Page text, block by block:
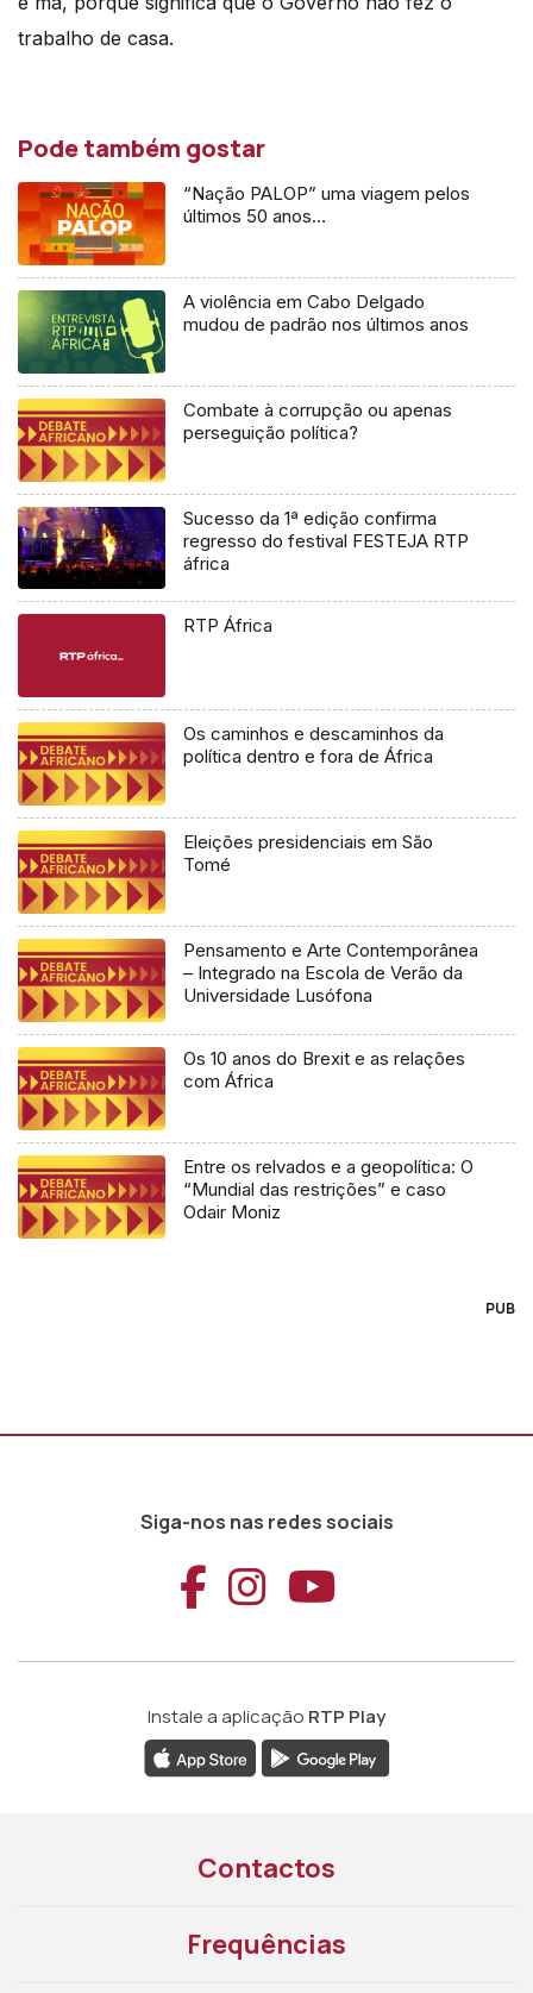
trabalho de casa.
Pode também gostar
“Nação PALOP” uma viagem pelos
últimos 50 anos…
A violência em Cabo Delgado
mudou de padrão nos últimos anos
Combate à corrupção ou apenas
perseguição política?
Sucesso da 1ª edição confirma
regresso do festival FESTEJA RTP
áfrica
RTP África
Os caminhos e descaminhos da
política dentro e fora de África
Eleições presidenciais em São
Tomé
Pensamento e Arte Contemporânea
– Integrado na Escola de Verão da
Universidade Lusófona
Os 10 anos do Brexit e as relações
com África
Entre os relvados e a geopolítica: O
“Mundial das restrições” e caso
Odair Moniz
PUB
Siga-nos nas redes sociais
Aceder ao
Aceder ao
Aceder
Instale a aplicação RTP Play
Contactos
Frequências